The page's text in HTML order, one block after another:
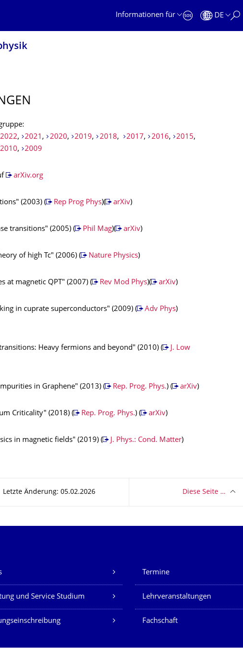
Informationen für
DE
2022, 2021 , 2020, 2019, 2018, 2017, 2016, 2015,
2010, 2009
arXiv.org
(2003) ( Rep Prog Phys)( arXiv)
transitions" (2005) ( Phil Mag)( arXiv)
of high Tc" (2006) ( Nature Physics)
at magnetic QPT" (2007) ( Rev Mod Phys)( arXiv)
in cuprate superconductors" (2009) ( Adv Phys)
Heavy fermions and beyond" (2010) (
J. Low
in Graphene" (2013) ( Rep. Prog. Phys.) ( arXiv)
Criticality" (2018) ( Rep. Prog. Phys.) ( arXiv)
in magnetic fields" (2019) ( J. Phys.: Cond. Matter)
Letzte Änderung: 05.02.2026 Diese Seite …
Dienste
Termine
und Service Studium Lehrveranstaltungen
Fachschaft